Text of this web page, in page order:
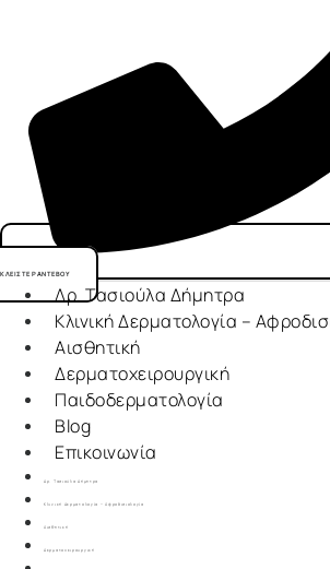
ΚΛΕΙΣΤΕ ΡΑΝΤΕΒΟΥ
Δρ. Τασιούλα Δήμητρα
Κλινική Δερματολογία –
Αισθητική
Δερματοχειρουργική
Παιδοδερματολογία
Blog
Επικοινωνία
Δρ. Τασιούλα Δήμητρα
Κλινική Δερματολογία – Αφροδισιολογία
Αισθητική
Δερματοχειρουργική